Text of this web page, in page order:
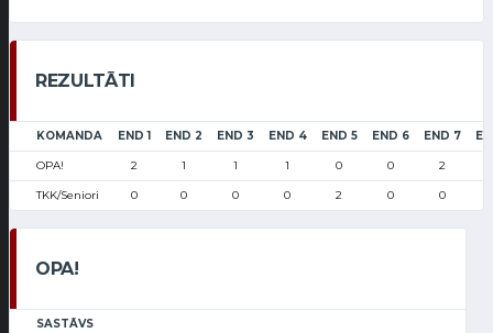
REZULTĀTI
KOMANDA END 1 END 2 END 3 END 4 END 5 END 6 END 7
OPA! 2 1 1 1 0 0 2
TKK/Seniori 0 0 0 0 2 0 0
OPA!
SASTĀVS